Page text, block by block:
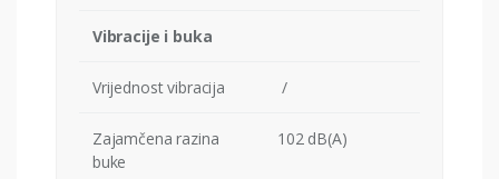
Vibracije i buka
Vrijednost vibracija /
Zajamčena razina
buke
102 dB(A)